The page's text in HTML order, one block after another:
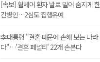
[속보] 휠체어 환자 발로 밀어 숨지게
간병인…2심도 집행유예
李대통령 "결혼 때문에 손해 보는 나라
다"…'결혼 페널티' 22개 손본다